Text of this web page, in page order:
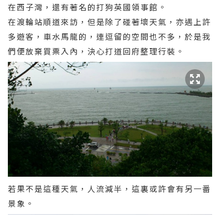
在西子灣，還有著名的打狗英國領事館。
在渡輪站順道來訪，但是除了碰著壞天氣，亦遇上許
多遊客，車水馬龍的，連逗留的空間也不多，於是我
們便放棄買票入內，決心打道回府整理行裝。
若果不是這種天氣，人流減半，這裏或許會有另一番
景象。